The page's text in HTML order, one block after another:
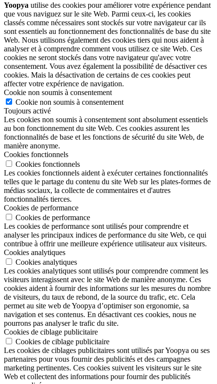
Yoopya utilise des cookies pour améliorer votre expérience pendant
que vous naviguez sur le site Web. Parmi ceux-ci, les cookies
classés comme nécessaires sont stockés sur votre navigateur car ils
sont essentiels au fonctionnement des fonctionnalités de base du site
Web. Nous utilisons également des cookies tiers qui nous aident à
analyser et à comprendre comment vous utilisez ce site Web. Ces
cookies ne seront stockés dans votre navigateur qu'avec votre
consentement. Vous avez également la possibilité de désactiver ces
cookies. Mais la désactivation de certains de ces cookies peut
affecter votre expérience de navigation.
Cookie non soumis à consentement
Cookie non soumis à consentement
Toujours activé
Les cookies non soumis à consentement sont absolument essentiels
au bon fonctionnement du site Web. Ces cookies assurent les
fonctionnalités de base et les fonctions de sécurité du site Web, de
manière anonyme.
Cookies fonctionnels
Cookies fonctionnels
Les cookies fonctionnels aident à exécuter certaines fonctionnalités
telles que le partage du contenu du site Web sur les plates-formes de
médias sociaux, la collecte de commentaires et d'autres
fonctionnalités tierces.
Cookies de performance
Cookies de performance
Les cookies de performance sont utilisés pour comprendre et
analyser les principaux indices de performance du site Web, ce qui
contribue à offrir une meilleure expérience utilisateur aux visiteurs.
Cookies analytiques
Cookies analytiques
Les cookies analytiques sont utilisés pour comprendre comment les
visiteurs interagissent avec le site Web de manière anonyme. Ces
cookies aident à fournir des informations sur les mesures du nombre
de visiteurs, du taux de rebond, de la source du trafic, etc. Cela
permet au site web de Yoopya d’optimiser son ergonomie, sa
navigation et ses contenus. En désactivant ces cookies, nous ne
pourrons pas analyser le trafic du site.
Cookies de ciblage publicitaire
Cookies de ciblage publicitaire
Les cookies de ciblages publicitaires sont utilisés par Yoopya ou ses
partenaires pour vous fournir des publicités et des campagnes
marketing pertinentes. Ces cookies suivent les visiteurs sur le site
Web et collectent des informations pour fournir des publicités